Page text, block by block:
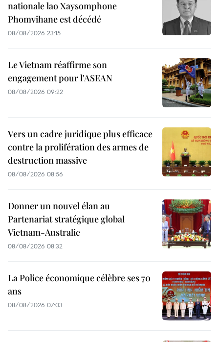
nationale lao Xaysomphone
Phomvihane est décédé
08/08/2026 23:15
Le Vietnam réaffirme son
engagement pour l'ASEAN
08/08/2026 09:22
Vers un cadre juridique plus efficace
contre la prolifération des armes de
destruction massive
08/08/2026 08:56
Donner un nouvel élan au
Partenariat stratégique global
Vietnam-Australie
08/08/2026 08:32
La Police économique célèbre ses 70
ans
08/08/2026 07:03